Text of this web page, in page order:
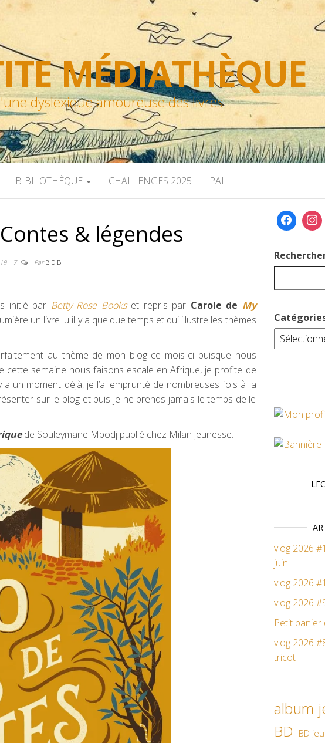
MÉDIATHÈQUE
dyslexique amoureuse des livres
BIBLIOTHÈQUE CHALLENGES 2025 PAL
& légendes
7 ParBIDIB
initié par Betty Rose Books et repris par Carole de My
un livre lu il y a quelque temps et qui illustre les thèmes
au thème de mon blog ce mois-ci puisque nous
cette semaine nous faisons escale en Afrique, je profite de
un moment déjà, je l’ai emprunté de nombreuses fois à la
sur le blog et puis je ne prends jamais le temps de le
de Souleymane Mbodj publié chez Milan jeunesse.
vlog 2026
juin
vlog 2026
vlog 2026
Petit
vlog 2026
tricot
album
BD BD